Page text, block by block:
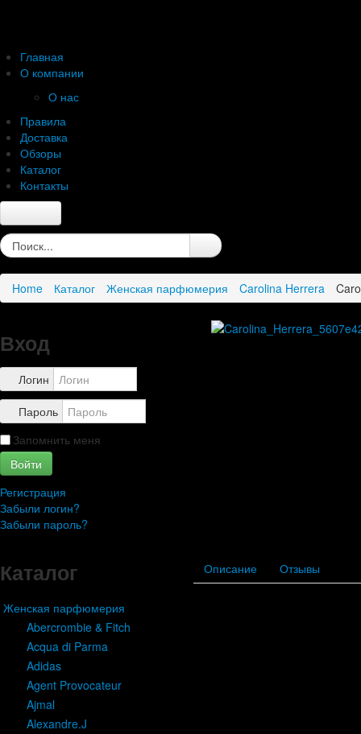
Главная
О компании
О нас
Правила
Доставка
Обзоры
Каталог
Контакты
Главная
О нас
Правила
Каталог
Home Каталог Женская парфюмерия Carolina Herrera
Вход
Логин
Пароль
Запомнить меня
Войти
Регистрация
Забыли логин?
Забыли пароль?
Каталог
Женская парфюмерия
Abercrombie & Fitch
Acqua di Parma
Adidas
Agent Provocateur
Ajmal
Alexandre.J
Описание Отзывы